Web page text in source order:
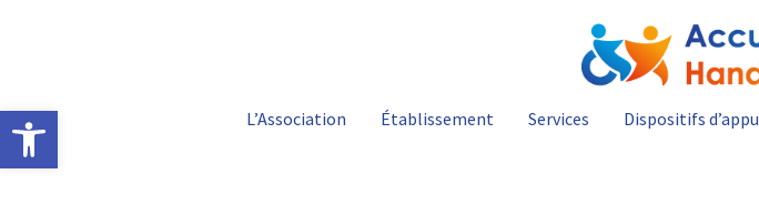
Ouvrir la barre d’outils L’Association Établissement Services Dispositifs